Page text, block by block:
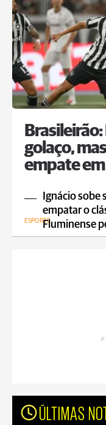
golaço,
empate
Ignácio sobe
empatar o
Fluminense
ESPORTE
ÚLTIMAS